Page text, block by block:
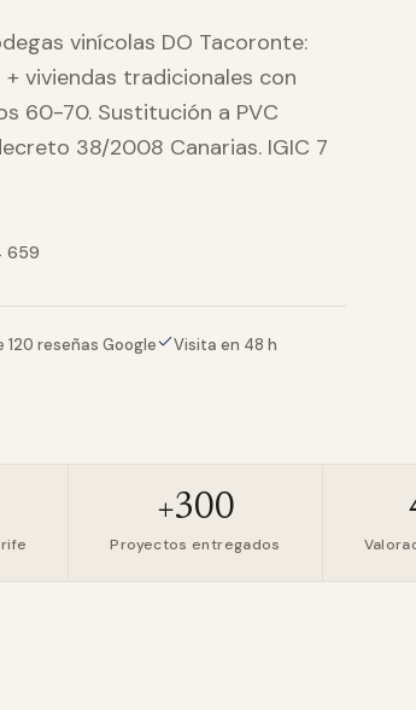
vinícolas DO Tacoronte:
viviendas tradicionales con
60-70. Sustitución a PVC
38/2008 Canarias. IGIC 7
659
120 reseñas Google
Visita en 48 h
+300
Proyectos entregados